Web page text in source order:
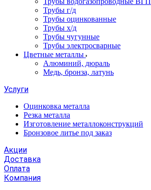
Трубы г/д
Трубы оцинкованные
Трубы х/д
Трубы чугунные
Трубы электросварные
Цветные металлы
Алюминий, дюраль
Медь, бронза, латунь
Услуги
Оцинковка металла
Резка металла
Изготовление металлоконструкций
Бронзовое литье под заказ
Акции
Доставка
Оплата
Компания